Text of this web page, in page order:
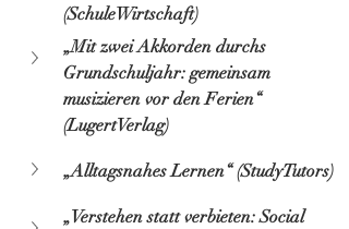
(SchuleWirtschaft)
„Mit zwei Akkorden durchs
Grundschuljahr: gemeinsam
musizieren vor den Ferien“
(LugertVerlag)
„Alltagsnahes Lernen“ (StudyTutors)
„Verstehen statt verbieten: Social